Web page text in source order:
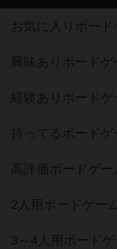
お気に入りボー
興味ありボード
経験ありボード
持ってるボード
高評価ボードゲ
2人用ボードゲー
3～4人用ボード